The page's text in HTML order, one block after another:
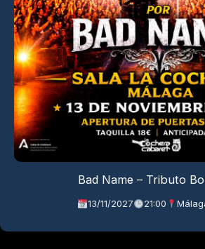
Bad Name – Tributo
13/11/2027 21:00